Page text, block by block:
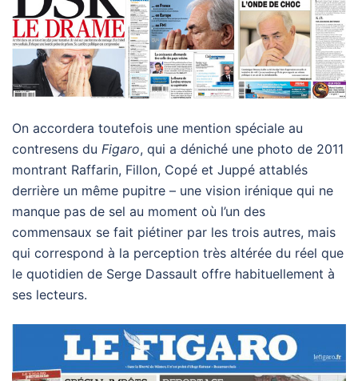
On accordera toutefois une mention spéciale au
contresens du Figaro, qui a déniché une photo de 2011
montrant Raffarin, Fillon, Copé et Juppé attablés
derrière un même pupitre – une vision irénique qui ne
manque pas de sel au moment où l’un des
commensaux se fait piétiner par les trois autres, mais
qui correspond à la perception très altérée du réel que
le quotidien de Serge Dassault offre habituellement à
ses lecteurs.